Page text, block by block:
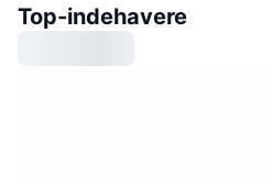
Top-indehavere